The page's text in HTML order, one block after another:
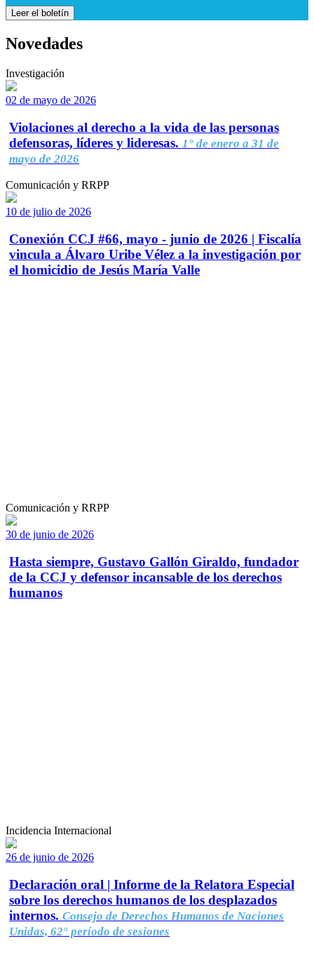
Leer el boletín
Novedades
Investigación
02 de mayo de 2026
Violaciones al derecho a la vida de las personas
defensoras, líderes y lideresas. 1° de enero a 31 de
mayo de 2026
Comunicación y RRPP
10 de julio de 2026
Conexión CCJ #66, mayo - junio de 2026 | Fiscalía
vincula a Álvaro Uribe Vélez a la investigación por
el homicidio de Jesús María Valle
Comunicación y RRPP
30 de junio de 2026
Hasta siempre, Gustavo Gallón Giraldo, fundador
de la CCJ y defensor incansable de los derechos
humanos
Incidencia Internacional
26 de junio de 2026
Declaración oral | Informe de la Relatora Especial
sobre los derechos humanos de los desplazados
internos. Consejo de Derechos Humanos de Naciones
Unidas, 62° período de sesiones